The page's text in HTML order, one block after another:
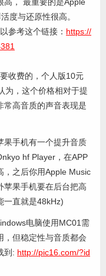
高， 最重要的是Apple
度与还原性很高。
参考这个链接： https://
收费的，个人版10元
为，这个价格相对于提
常高音质的声音表现是
果手机有一个提升音质
hf Player，在APP
，之后你用Apple Music
苹果手机要在后台把高
一直就是48kHz)
电脑使用MC01需
，但稳定性与音质都会
到: http://pic16.com/?id